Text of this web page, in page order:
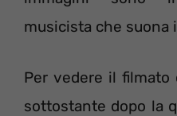
musicista che suona
Per vedere il filmato
sottostante dopo la